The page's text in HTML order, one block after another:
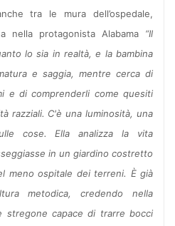
tra le mura dell’ospedale,
nella protagonista Alabama “Il
lo sia in realtà, e la bambina
e saggia, mentre cerca di
e di comprenderli come quesiti
razziali. C'è una luminosità, una
cose. Ella analizza la vita
in un giardino costretto
meno ospitale dei terreni. È già
metodica, credendo nella
stregone capace di trarre bocci